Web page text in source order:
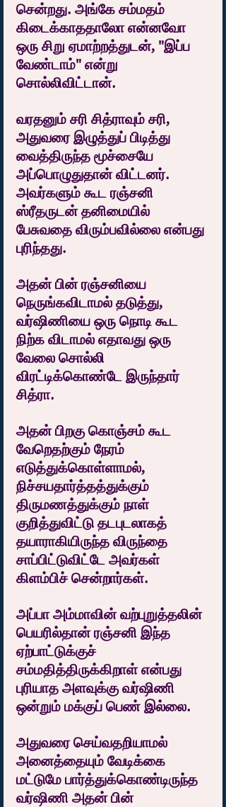
சென்றது. அங்கே சம்மதம்
கிடைக்காததாலோ என்னவோ
ஒரு சிறு ஏமாற்றத்துடன், "இப்ப
வேண்டாம்" என்று
சொல்லிவிட்டான்.
வரதனும் சரி சித்ராவும் சரி,
அதுவரை இழுத்துப் பிடித்து
வைத்திருந்த மூச்சையே
அப்பொழுதுதான் விட்டனர்.
அவர்களும் கூட ரஞ்சனி
ஸ்ரீதருடன் தனிமையில்
பேசுவதை விரும்பவில்லை என்பது
புரிந்தது.
அதன் பின் ரஞ்சனியை
நெருங்கவிடாமல் தடுத்து,
வர்ஷிணியை ஒரு நொடி கூட
நிற்க விடாமல் எதாவது ஒரு
வேலை சொல்லி
விரட்டிக்கொண்டே இருந்தார்
சித்ரா.
அதன் பிறகு கொஞ்சம் கூட
வேறெதற்கும் நேரம்
எடுத்துக்கொள்ளாமல்,
நிச்சயதார்த்தத்துக்கும்
திருமணத்துக்கும் நாள்
குறித்துவிட்டு தடபுடலாகத்
தயாராகியிருந்த விருந்தை
சாப்பிட்டுவிட்டே அவர்கள்
கிளம்பிச் சென்றார்கள்.
அப்பா அம்மாவின் வற்புறுத்தலின்
பெயரில்தான் ரஞ்சனி இந்த
ஏற்பாட்டுக்குச்
சம்மதித்திருக்கிறாள் என்பது
புரியாத அளவுக்கு வர்ஷிணி
ஒன்றும் மக்குப் பெண் இல்லை.
அதுவரை செய்வதறியாமல்
அனைத்தையும் வேடிக்கை
மட்டுமே பார்த்துக்கொண்டிருந்த
வர்ஷிணி அதன் பின்